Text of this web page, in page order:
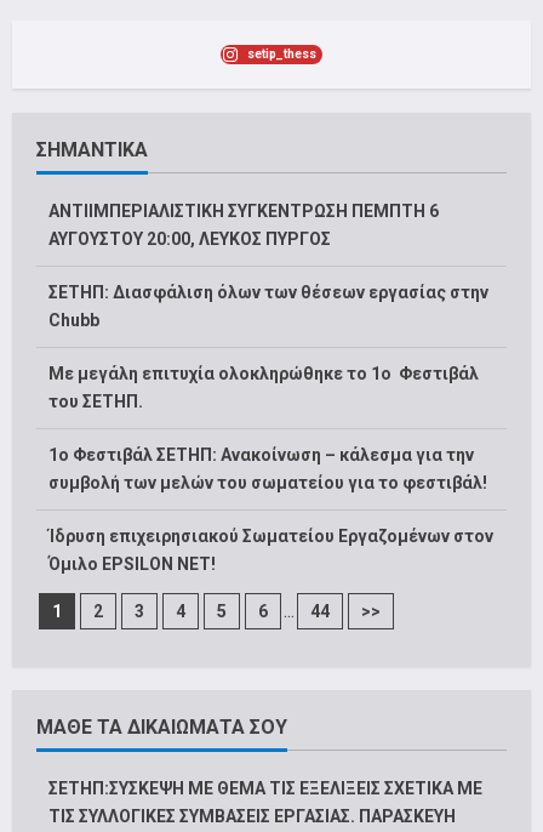
setip_thess
ΣΗΜΑΝΤΙΚΑ
ΑΝΤΙΙΜΠΕΡΙΑΛΙΣΤΙΚΗ ΣΥΓΚΕΝΤΡΩΣΗ ΠΕΜΠΤΗ 6
ΑΥΓΟΥΣΤΟΥ 20:00, ΛΕΥΚΟΣ ΠΥΡΓΟΣ
ΣΕΤΗΠ: Διασφάλιση όλων των θέσεων εργασίας στην
Chubb
Με μεγάλη επιτυχία ολοκληρώθηκε το 1ο Φεστιβάλ
του ΣΕΤΗΠ.
1o Φεστιβάλ ΣΕΤΗΠ: Ανακοίνωση – κάλεσμα για την
συμβολή των μελών του σωματείου για το φεστιβάλ!
Ίδρυση επιχειρησιακού Σωματείου Εργαζομένων στον
Όμιλο EPSILON NET!
1 2 3 4 5 6 ... 44 >>
ΜΑΘΕ ΤΑ ΔΙΚΑΙΩΜΑΤΑ ΣΟΥ
ΣΕΤΗΠ:ΣΥΣΚΕΨΗ ΜΕ ΘΕΜΑ ΤΙΣ ΕΞΕΛΙΞΕΙΣ ΣΧΕΤΙΚΑ ΜΕ
ΤΙΣ ΣΥΛΛΟΓΙΚΕΣ ΣΥΜΒΑΣΕΙΣ ΕΡΓΑΣΙΑΣ. ΠΑΡΑΣΚΕΥΗ